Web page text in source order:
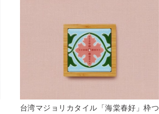
台湾マジョリカタイル「海棠春好」枠つ